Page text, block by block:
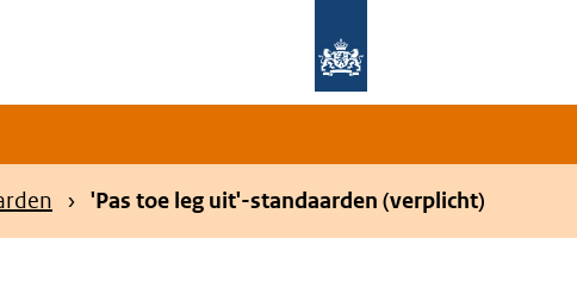
'Pas toe leg uit'-standaarden (verplicht)